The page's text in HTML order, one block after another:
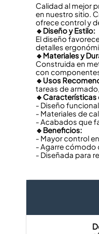
Calidad al mejor
en nuestro sitio.
ofrece control y
🔹Diseño y Estilo:
El diseño
detalles
🔹Materiales y
Construida en
con
🔹Usos
tareas de
- Diseño
- Materiales de
- Acabados que
🔹Beneficios:
- Mayor control
- Agarre cómodo
- Diseñada para